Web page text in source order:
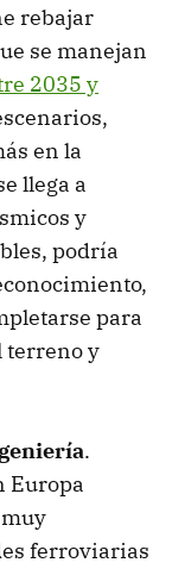
rebajar
se manejan
2035 y
en la
llega a
y
podría
para
terreno y
.
Europa
ferroviarias